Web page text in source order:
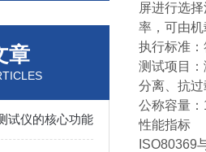
章
试仪的核心功能
屏进行选
率，可由机
执行标准
测试项目
分离、抗过
公称容量
性能指标
ISO80369